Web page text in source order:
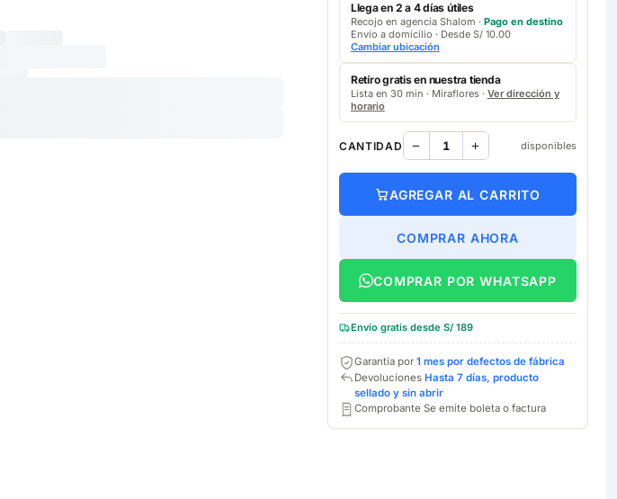
Llega en 2 a 4 días útiles
Recojo en agencia Shalom · Pago en destino
Envío a domicilio · Desde S/ 10.00
Cambiar ubicación
Retíro gratis en nuestra tienda
Lista en 30 min · Miraflores · Ver dirección y
horario
CANTIDAD disponibles
AGREGAR AL CARRITO
COMPRAR AHORA
COMPRAR POR WHATSAPP
Envío gratis desde S/ 189
Garantía por 1 mes por defectos de fábrica
Devoluciones Hasta 7 días, producto
sellado y sin abrir
Comprobante Se emite boleta o factura